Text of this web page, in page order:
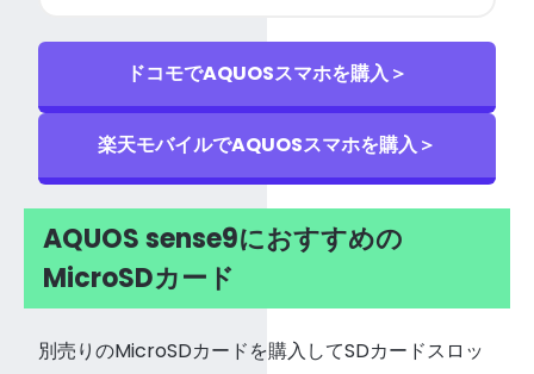
ドコモでAQUOSスマホを購入＞
楽天モバイルでAQUOSスマホを購入＞
AQUOS sense9におすすめの
MicroSDカード
別売りのMicroSDカードを購入してSDカードスロッ